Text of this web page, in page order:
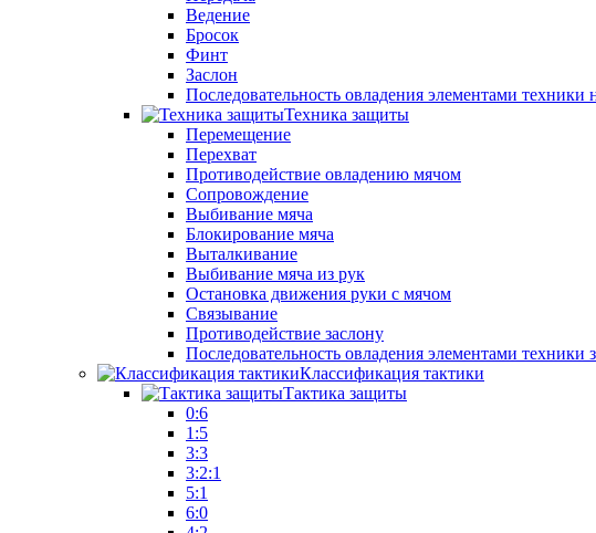
Ведение
Бросок
Финт
Заслон
Последовательность овладения элементами техники
Техника защиты
Перемещение
Перехват
Противодействие овладению мячом
Сопровождение
Выбивание мяча
Блокирование мяча
Выталкивание
Выбивание мяча из рук
Остановка движения руки с мячом
Связывание
Противодействие заслону
Последовательность овладения элементами техники
Классификация тактики
Тактика защиты
0:6
1:5
3:3
3:2:1
5:1
6:0